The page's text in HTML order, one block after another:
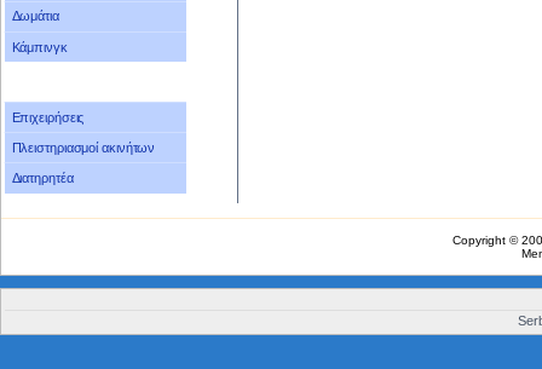
Δωμάτια
Κάμπινγκ
Επιχειρήσεις
Πλειστηριασμοί ακινήτων
Διατηρητέα
Copyright ©